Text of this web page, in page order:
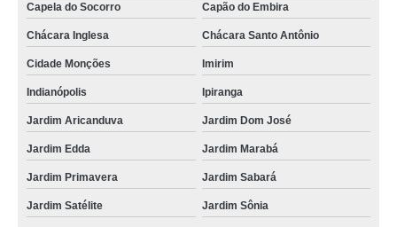
Capela do Socorro
Capão do Embira
Chácara Inglesa Chácara Santo Antônio
Cidade Monções Imirim
Indianópolis Ipiranga
Jardim Aricanduva Jardim Dom José
Jardim Edda Jardim Marabá
Jardim Primavera Jardim Sabará
Jardim Satélite Jardim Sônia